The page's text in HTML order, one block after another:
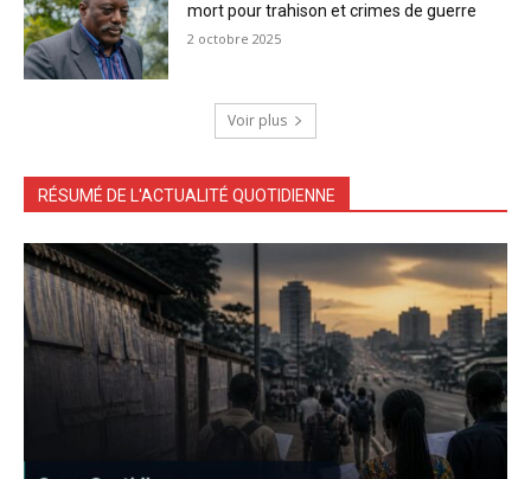
mort pour trahison et crimes de guerre
2 octobre 2025
Voir plus
RÉSUMÉ DE L'ACTUALITÉ QUOTIDIENNE